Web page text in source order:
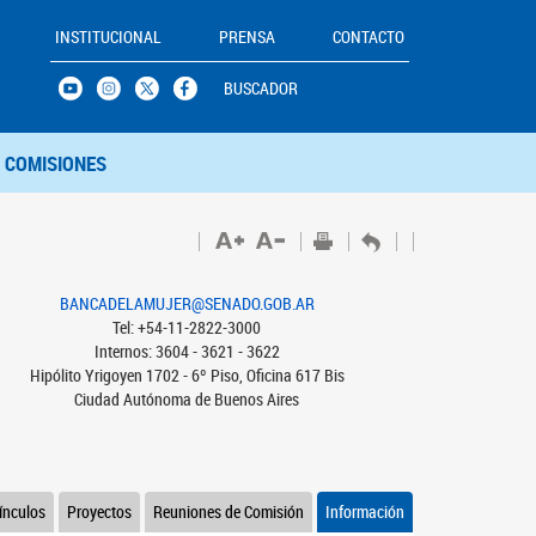
INSTITUCIONAL PRENSA CONTACTO
BUSCADOR
COMISIONES
BANCADELAMUJER@SENADO.GOB.AR
Tel: +54-11-2822-3000
Internos: 3604 - 3621 - 3622
Hipólito Yrigoyen 1702 - 6º Piso, Oficina 617 Bis
Ciudad Autónoma de Buenos Aires
Información
Reuniones de Comisión
Proyectos